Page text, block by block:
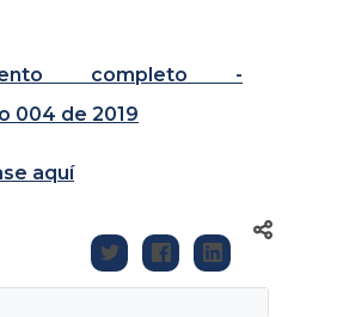
completo -
004 de 2019
aquí